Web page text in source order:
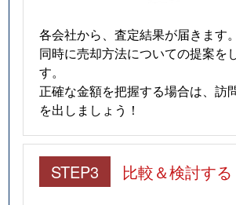
各会社から、査定結果が届きます。
同時に売却方法についての提案を
す。
正確な金額を把握する場合は、訪
を出しましょう！
STEP3 比較＆検討する